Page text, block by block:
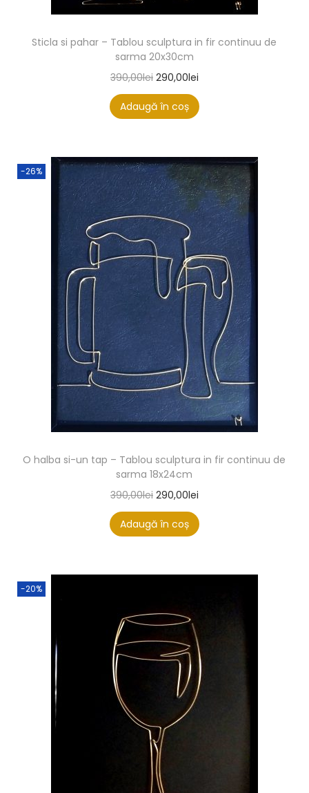
Sticla si pahar – Tablou sculptura in fir continuu de
sarma 20x30cm
390,00lei 290,00lei
Adaugă în coș
-26%
O halba si-un tap – Tablou sculptura in fir continuu de
sarma 18x24cm
390,00lei 290,00lei
Adaugă în coș
-20%